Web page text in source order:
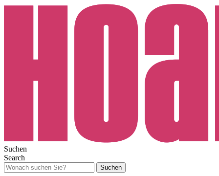
Suchen
Search
Suchen